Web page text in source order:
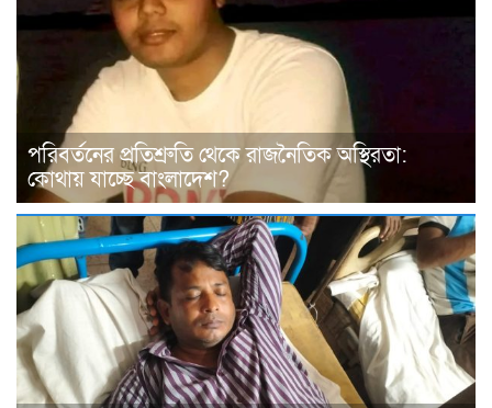
পরিবর্তনের প্রতিশ্রুতি থেকে রাজনৈতিক অস্থিরতা:
কোথায় যাচ্ছে বাংলাদেশ?